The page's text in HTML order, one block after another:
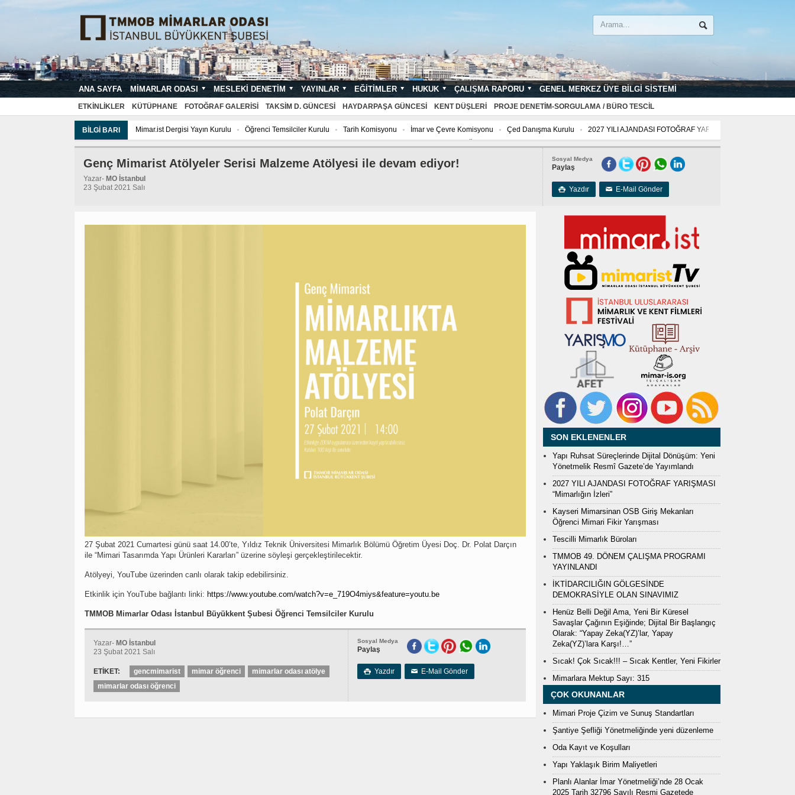
ANA SAYFA MIMARLAR ODASI MESLEKI DENETIM YAYINLAR EĞITIMLER HUKUK ÇALIŞMA RAPORU GENEL MERKEZ ÜYE BILGI SISTEMI
ETKINLIKLER KÜTÜPHANE FOTOĞRAF GALERISI TAKSIM D. GÜNCESI HAYDARPAŞA GÜNCESI KENT DÜŞLERI PROJE DENETIM-SORGULAMA / BÜRO TESCIL
BILGI BARI Mimar.ist Dergisi Yayın Kurulu Öğrenci Temsilciler Kurulu Tarih Komisyonu İmar ve Çevre Komisyonu Çed Danışma Kurulu
2027 YILI AJANDASI FOTOĞRAF YARIŞMASI “Mimarlığın İzleri”
Sosyal Medya
Paylaş
 Yazdır ✉ E-Mail Gönder
Genç Mimarist Atölyeler Serisi Malzeme Atölyesi ile devam ediyor!
Yazar- MO İstanbul
23 Şubat 2021 Salı
27 Şubat 2021 Cumartesi günü saat 14.00’te, Yıldız Teknik Üniversitesi Mimarlık Bölümü Öğretim Üyesi Doç. Dr. Polat Darçın
ile “Mimari Tasarımda Yapı Ürünleri Kararları” üzerine söyleşi gerçekleştirilecektir.
Atölyeyi, YouTube üzerinden canlı olarak takip edebilirsiniz.
Etkinlik için YouTube bağlantı linki: https://www.youtube.com/watch?v=e_719O4miys&feature=youtu.be
TMMOB Mimarlar Odası İstanbul Büyükkent Şubesi Öğrenci Temsilciler Kurulu
Sosyal Medya
Paylaş
 Yazdır ✉ E-Mail Gönder
Yazar- MO İstanbul
23 Şubat 2021 Salı
ETİKET: gencmimarist mimar öğrenci
mimarlar odası atölye
mimarlar odası öğrenci
SON EKLENENLER
Yapı Ruhsat Süreçlerinde Dijital Dönüşüm: Yeni
Yönetmelik Resmî Gazete’de Yayımlandı
2027 YILI AJANDASI FOTOĞRAF YARIŞMASI
“Mimarlığın İzleri”
Kayseri Mimarsinan OSB Giriş Mekanları
Öğrenci Mimari Fikir Yarışması
Tescilli Mimarlık Büroları
TMMOB 49. DÖNEM ÇALIŞMA PROGRAMI
YAYINLANDI
İKTİDARCILIĞIN GÖLGESİNDE
DEMOKRASİYLE OLAN SINAVIMIZ
Henüz Belli Değil Ama, Yeni Bir Küresel
Savaşlar Çağının Eşiğinde; Dijital Bir Başlangıç
Olarak: “Yapay Zeka(YZ)’lar, Yapay
Zeka(YZ)’lara Karşı!…”
Sıcak! Çok Sıcak!!! – Sıcak Kentler, Yeni Fikirler
Mimarlara Mektup Sayı: 315
ÇOK OKUNANLAR
Mimari Proje Çizim ve Sunuş Standartları
Şantiye Şefliği Yönetmeliğinde yeni düzenleme
Oda Kayıt ve Koşulları
Yapı Yaklaşık Birim Maliyetleri
Planlı Alanlar İmar Yönetmeliği’nde 28 Ocak
2025 Tarih 32796 Sayılı Resmi Gazetede